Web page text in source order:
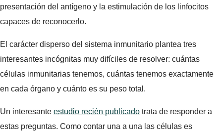
presentación del antígeno y la estimulación de los linfocitos
capaces de reconocerlo.
El carácter disperso del sistema inmunitario plantea tres
interesantes incógnitas muy difíciles de resolver: cuántas
células inmunitarias tenemos, cuántas tenemos exactamente
en cada órgano y cuánto es su peso total.
Un interesante estudio recién publicado trata de responder a
estas preguntas. Como contar una a una las células es